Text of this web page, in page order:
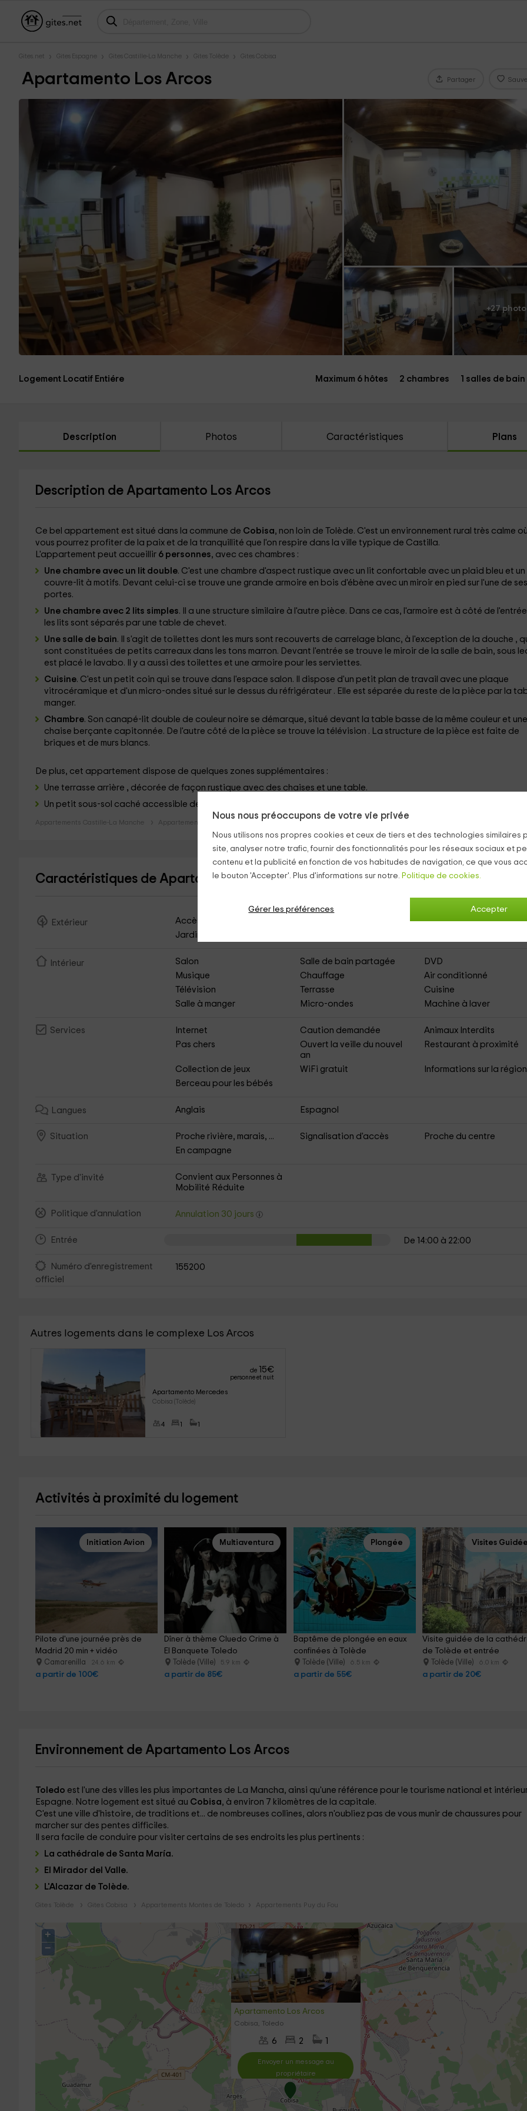
Nous nous préoccupons de votre vie privée
Nous utilisons nos propres cookies et ceux de tiers et des technologies similaires
site, analyser notre trafic, fournir des fonctionnalités pour les réseaux sociaux et
contenu et la publicité en fonction de vos habitudes de navigation, ce que vous
le bouton 'Accepter'. Plus d'informations sur notre. Politique de cookies.
Accepter
Gérer les préférences
Gites.net Gites Espagne Gites Castille-La Manche Gites Tolède Gites Cobisa
Apartamento Los Arcos Partager
+27
Logement Locatif Entiére Maximum 6 hôtes 2 chambres 1 salles de bain
Description Photos Caractéristiques Plans
Description de Apartamento Los Arcos
Ce bel appartement est situé dans la commune de Cobisa, non loin de Tolède. C'est un environnement rural très calme
vous pourrez profiter de la paix et de la tranquillité que l'on respire dans la ville typique de Castilla.
L'appartement peut accueillir 6 personnes, avec ces chambres :
Une chambre avec un lit double. C'est une chambre d'aspect rustique avec un lit confortable avec un plaid bleu et un
couvre-lit à motifs. Devant celui-ci se trouve une grande armoire en bois d'ébène avec un miroir en pied sur l'une de ses
portes.
Une chambre avec 2 lits simples. Il a une structure similaire à l'autre pièce. Dans ce cas, l'armoire est à côté de
les lits sont séparés par une table de chevet.
Une salle de bain. Il s'agit de toilettes dont les murs sont recouverts de carrelage blanc, à l'exception de la douche ,
sont constituées de petits carreaux dans les tons marron. Devant l'entrée se trouve le miroir de la salle de bain, sous
est placé le lavabo. Il y a aussi des toilettes et une armoire pour les serviettes.
Cuisine. C'est un petit coin qui se trouve dans l'espace salon. Il dispose d'un petit plan de travail avec une plaque
vitrocéramique et d'un micro-ondes situé sur le dessus du réfrigérateur . Elle est séparée du reste de la pièce par la
manger.
Chambre. Son canapé-lit double de couleur noire se démarque, situé devant la table basse de la même couleur et une
chaise berçante capitonnée. De l'autre côté de la pièce se trouve la télévision . La structure de la pièce est faite de
briques et de murs blancs.
De plus, cet appartement dispose de quelques zones supplémentaires :
Une terrasse arrière , décorée de façon rustique avec des chaises et une table.
Un petit sous-sol caché accessible depuis le salon, dans lequel se trouvent quelques jeux de société
Appartements Castille-La Manche Appartements Tolède Appartements Cobisa
Caractéristiques de Apartamento Los Arcos(Appartements Ruraux)
Extérieur Accès asphalté
Parking
Jardin
Intérieur Salon Salle de bain partagée
DVD
Musique
Chauffage
Air conditionné
Télévision
Terrasse
Cuisine
Salle à manger
Micro-ondes Machine à laver
Services Internet Caution demandée
Animaux Interdits
Pas chers
Ouvert la veille du nouvel
an
Restaurant à proximité
Collection de jeux WiFi gratuit
Informations sur la région
Berceau pour les bébés
Langues Anglais Espagnol
Situation Proche rivière, marais, ... Signalisation d'accès
Proche du centre
En campagne
Type d'invité
Convient aux Personnes à
Mobilité Réduite
Politique d'annulation Annulation 30 jours
Entrée De 14:00 à 22:00
Numéro d'enregistrement
officiel
155200
Autres logements dans le complexe Los Arcos
de 15€
personne et nuit
Apartamento Mercedes
Cobisa (Tolède)
4 1 1
Activités à proximité du logement
Initiation Avion
Pilote d'une journée près de
Madrid 20 min + vidéo
Camarenilla 24.6 km
a partir de 100€
Multiaventura
Dîner à thème Cluedo Crime à
El Banquete Toledo
Tolède (Ville) 5.9 km
a partir de 85€
Plongée
Baptême de plongée en eaux
confinées à Tolède
Tolède (Ville) 6.5 km
a partir de 55€
Visites
Visite guidée de la
de Tolède et entrée
Tolède (Ville) 6.0 km
a partir de 20€
Environnement de Apartamento Los Arcos
Toledo est l'une des villes les plus importantes de La Mancha, ainsi qu'une référence pour le tourisme national et
Espagne. Notre logement est situé au Cobisa, à environ 7 kilomètres de la capitale.
C'est une ville d'histoire, de traditions et... de nombreuses collines, alors n'oubliez pas de vous munir de chaussures pour
marcher sur des pentes difficiles.
Il sera facile de conduire pour visiter certains de ses endroits les plus pertinents :
La cathédrale de Santa María.
El Mirador del Valle.
L'Alcazar de Tolède.
Gites Tolède Gites Cobisa Appartements Montes de Toledo Appartements Puy du Fou
Apartamento Los Arcos
Cobisa, Toledo
6 2
Envoyer un message au
propriétaire
+
−